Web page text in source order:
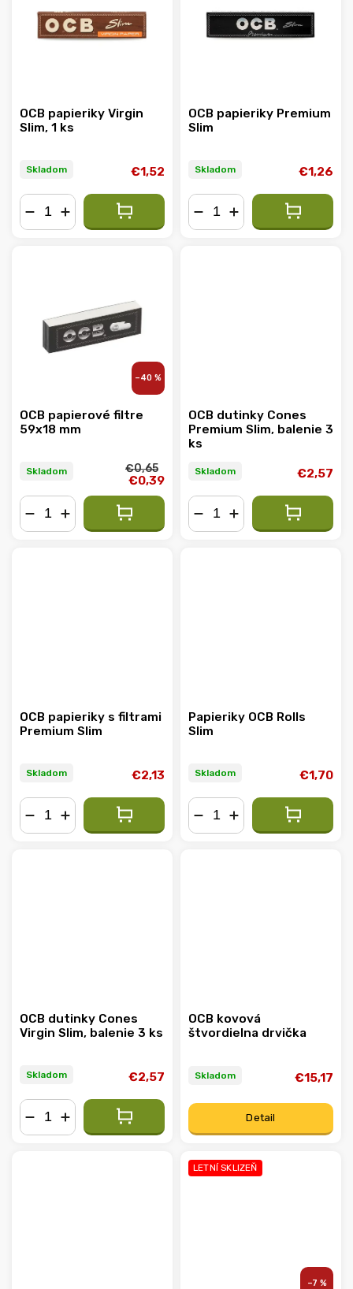
Abecedne
OCB papieriky Virgin
Slim, 1 ks
Skladom €1,52
OCB papieriky Premium
Slim
Skladom €1,26
–40 %
OCB papierové filtre
59x18 mm
Skladom €0,65
€0,39
OCB dutinky Cones
Premium Slim, balenie 3
ks
Skladom €2,57
OCB papieriky s filtrami
Premium Slim
Skladom €2,13
Papieriky OCB Rolls
Slim
Skladom €1,70
OCB dutinky Cones
Virgin Slim, balenie 3 ks
Skladom €2,57
OCB kovová
štvordielna drvička
Skladom €15,17
Detail
LETNÍ SKLIZEŇ
–7 %